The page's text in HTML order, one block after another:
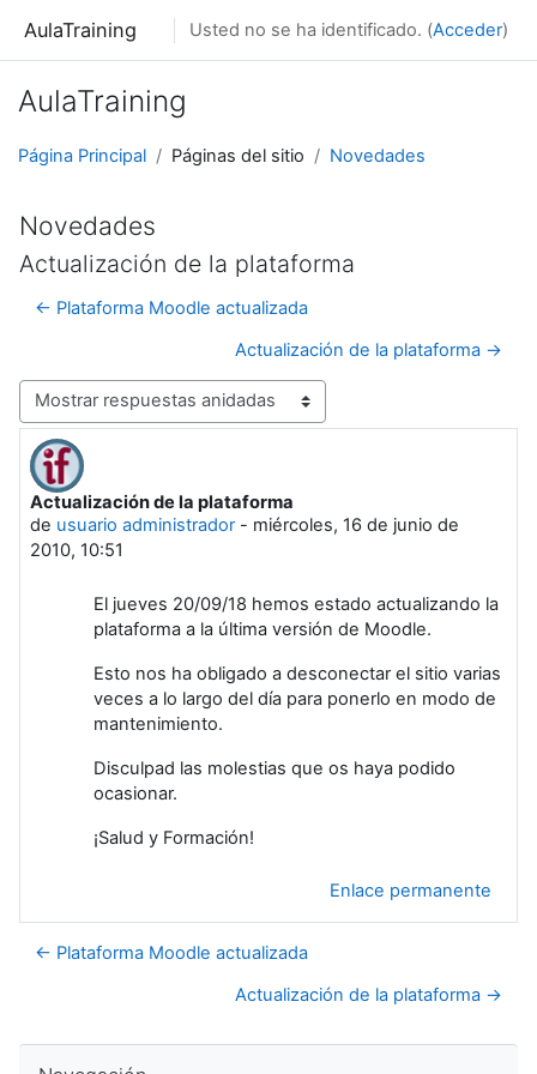
AulaTraining Usted no se ha identificado. (Acceder)
AulaTraining
Página Principal Páginas del sitio Novedades
Novedades
Actualización de la plataforma
← Plataforma Moodle actualizada
Actualización de la plataforma →
Mostrar modo
Actualización de la plataforma
de usuario administrador- miércoles, 16 de junio de
2010, 10:51
Número de respuestas: 0
El jueves 20/09/18 hemos estado actualizando la
plataforma a la última versión de Moodle.
Esto nos ha obligado a desconectar el sitio varias
veces a lo largo del día para ponerlo en modo de
mantenimiento.
Disculpad las molestias que os haya podido
ocasionar.
¡Salud y Formación!
Enlace permanente
← Plataforma Moodle actualizada
Actualización de la plataforma →